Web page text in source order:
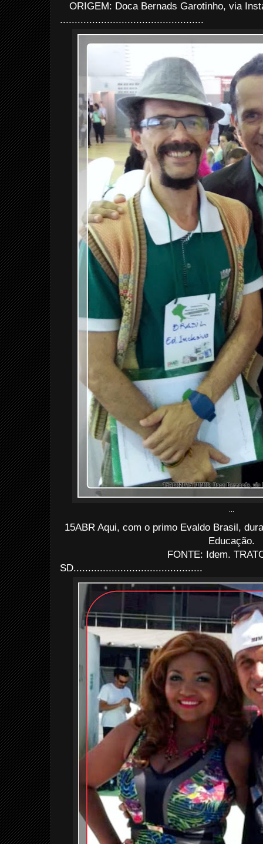
ORIGEM: Doca Bernads Garotinho, via
.................................................
15ABR Aqui, com o primo Evaldo Brasil,
Educação.
FONTE: Idem.
SD............................................